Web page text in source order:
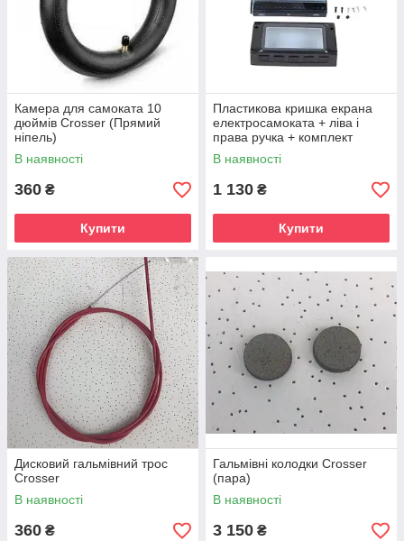
Камера для самоката 10
дюймів Crosser (Прямий
ніпель)
В наявності
360 ₴
Купити
Пластикова кришка екрана
електросамоката + ліва і
права ручка + комплект
корпусу фари для KUGOO S3
В наявності
1 130 ₴
Купити
Дисковий гальмівний трос
Crosser
В наявності
360 ₴
Гальмівні колодки Crosser
(пара)
В наявності
3 150 ₴